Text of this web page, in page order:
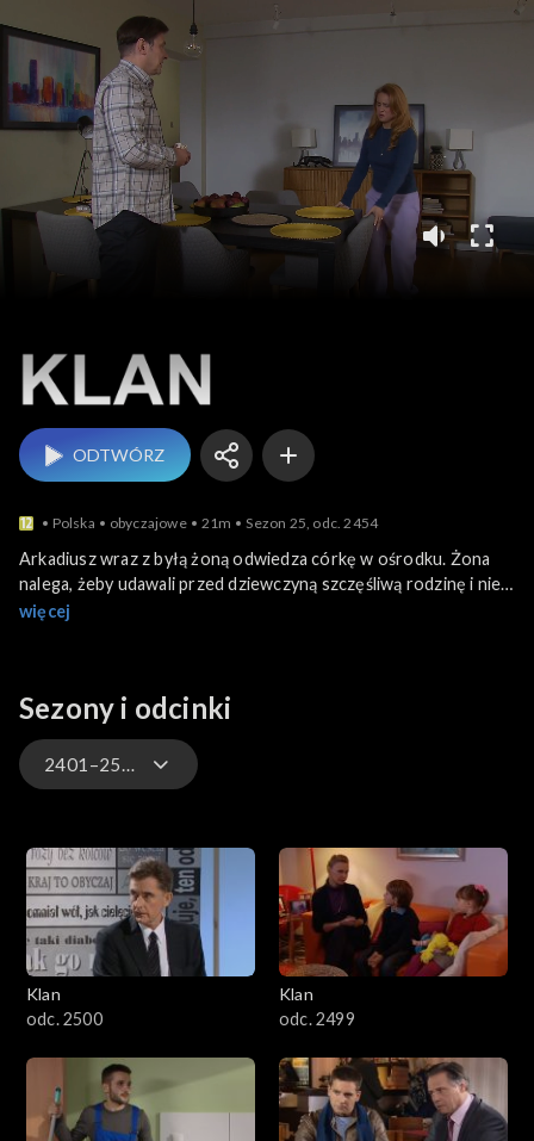
Klan
ODTWÓRZ
Polska obyczajowe 21m Sezon 25, odc. 2454
Arkadiusz wraz z byłą żoną odwiedza córkę w ośrodku. Żona
nalega, żeby udawali przed dziewczyną szczęśliwą rodzinę i nie
zdradzali, że są już po rozwodzie. Po południu Arkadiusz
więcej
Sezony i odcinki
2401–2500
4601–4700
4501–4600
4401–4500
4301–4400
4201–4300
Klan
odc. 2500
Klan
odc. 2499